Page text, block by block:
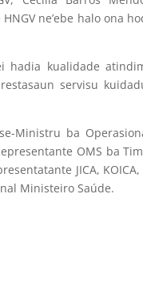
ne’ebe halo ona
hadia kualidade
servisu
Ministru ba
OMS ba
JICA,
Ministeiro Saúde.